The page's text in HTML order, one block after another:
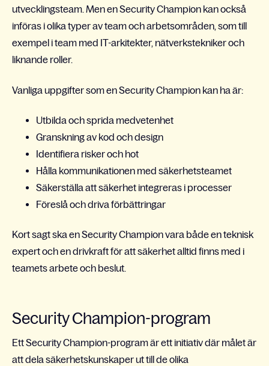
utvecklingsteam. Men enSecurity Champion kan också
införas i olika typer av team och arbetsområden, som till
exempel i team med IT-arkitekter, nätverkstekniker och
liknande roller.
Vanliga uppgifter som en Security Champion kan ha är:
Utbilda och sprida medvetenhet
Granskning av kod och design
Identifiera risker och hot
Hålla kommunikationen med säkerhetsteamet
Säkerställa att säkerhet integreras i processer
Föreslå och driva förbättringar
Kort sagt ska en Security Champion vara både en teknisk
expert och en drivkraft för att säkerhet alltid finns med i
teamets arbete och beslut.
Security Champion-program
EttSecurity Champion-program är ett initiativ där målet är
att dela säkerhetskunskaper ut till de olika